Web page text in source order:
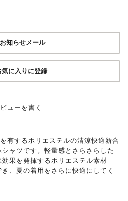
知らせメール
気に入りに登録
ューを書く
有するポリエステルの清涼快適新合
ャツです。軽量感とさらさらした
効果を発揮するポリエステル素材
、夏の着用をさらに快適にしてく